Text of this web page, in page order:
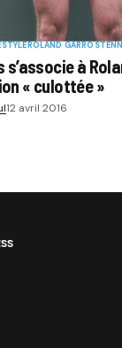
ROLAND GARROS
s’associe à
« culottée »
12 avril 2016